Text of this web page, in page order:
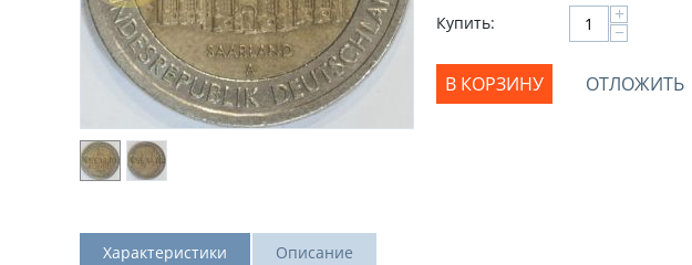
Купить:
+
−
В КОРЗИНУ ОТЛОЖИТЬ
Характеристики Описание